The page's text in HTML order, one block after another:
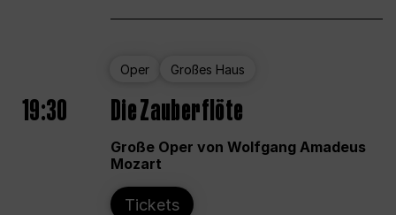
Oper Großes Haus
19:30 Die Zauberflöte
Große Oper von Wolfgang Amadeus
Mozart
Tickets